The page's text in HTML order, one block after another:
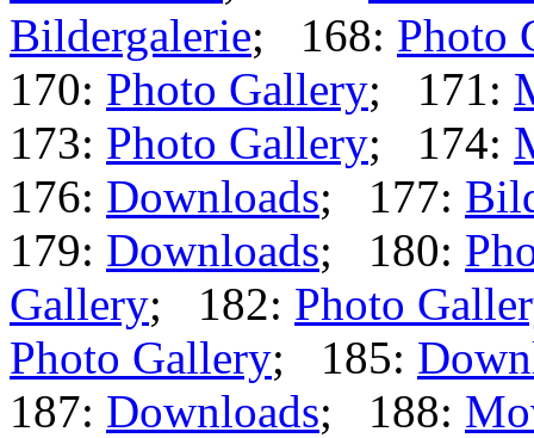
Bildergalerie; 168: Photo
170: Photo Gallery; 171:
173: Photo Gallery; 174:
176: Downloads; 177:
179: Downloads; 180:
Gallery; 182: Photo
Photo Gallery; 185:
187: Downloads; 188: